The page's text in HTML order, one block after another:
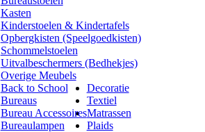
Kasten
Kinderstoelen & Kindertafels
Opbergkisten (Speelgoedkisten)
Schommelstoelen
Uitvalbeschermers (Bedhekjes)
Overige Meubels
Back to School
Bureaus
Bureau Accessoires
Bureaulampen
Decoratie
Textiel
Matrassen
Plaids